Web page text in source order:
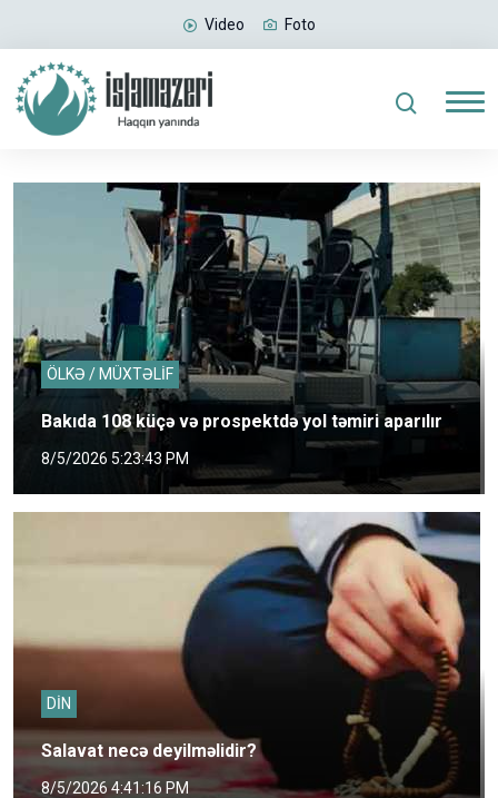
Video Foto
ÖLKƏ / MÜXTƏLİF
Bakıda 108 küçə və prospektdə yol təmiri aparılır
8/5/2026 5:23:43 PM
DİN
Salavat necə deyilməlidir?
8/5/2026 4:41:16 PM